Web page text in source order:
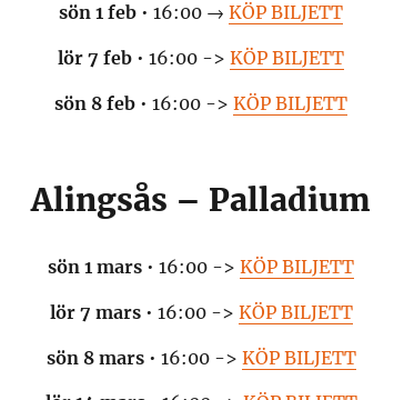
sön 1 feb • 16:00 →KÖP BILJETT
lör 7 feb • 16:00 ->KÖP BILJETT
sön 8 feb • 16:00 ->KÖP BILJETT
Alingsås – Palladium
sön 1 mars • 16:00 ->KÖP BILJETT
lör 7 mars• 16:00 -> KÖP BILJETT
sön 8 mars• 16:00 -> KÖP BILJETT